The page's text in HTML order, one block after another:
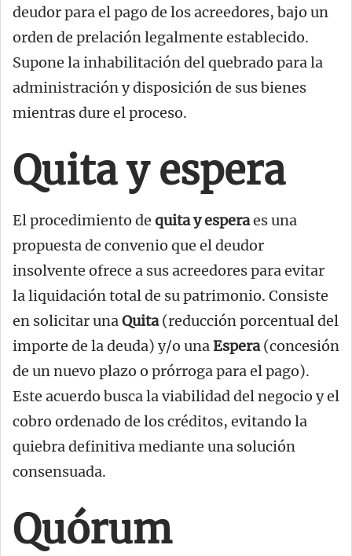
deudor para el pago de los acreedores, bajo un
orden de prelación legalmente establecido.
Supone la inhabilitación del quebrado para la
administración y disposición de sus bienes
mientras dure el proceso.
Quita y espera
El procedimiento de quita y esperaes una
propuesta de convenio que el deudor
insolvente ofrece a sus acreedores para evitar
la liquidación total de su patrimonio. Consiste
en solicitar unaQuita(reducción porcentual del
importe de la deuda) y/o unaEspera(concesión
de un nuevo plazo o prórroga para el pago).
Este acuerdo busca la viabilidad del negocio y el
cobro ordenado de los créditos, evitando la
quiebra definitiva mediante una solución
consensuada.
Quórum